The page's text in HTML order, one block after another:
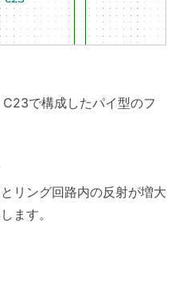
で構成したパイ型のフ
リング回路内の反射が増大
ます。